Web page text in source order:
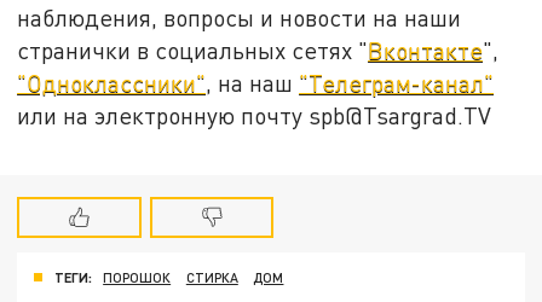
наблюдения, вопросы и новости на наши
странички в социальных сетях "Вконтакте",
"Одноклассники" , на наш "Телеграм-канал"
или на электронную почту spb@Tsargrad.TV
ТЕГИ: ПОРОШОК СТИРКА ДОМ